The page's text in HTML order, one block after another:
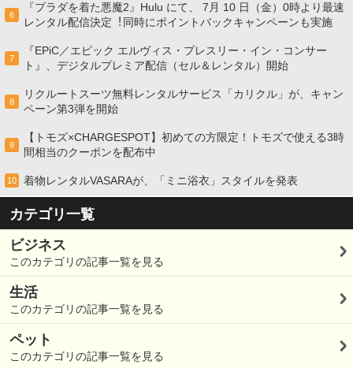
6
『プラダを着た悪魔2』Hulu にて、 7⽉ 10 ⽇（金）0時より最速
レンタル配信決定︕同時にポイントバックキャンペーンも実施
7
『EPiC／エピック エルヴィス・プレスリー・イン・コンサー
ト』、デジタルプレミア配信（セル＆レンタル）開始
8
リクルートスーツ無料レンタルサービス「カリクル」が、キャン
ペーン第3弾を開始
9
【トモズ×CHARGESPOT】初めての方限定！トモズで使える3時
間相当のクーポンを配布中
10 着物レンタルVASARAが、「ミニ浴衣」スタイルを発表
カテゴリ一覧
ビジネス
このカテゴリの記事一覧を見る
生活
このカテゴリの記事一覧を見る
ペット
このカテゴリの記事一覧を見る